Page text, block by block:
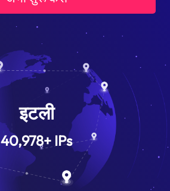
इटली
40,978+ IPs